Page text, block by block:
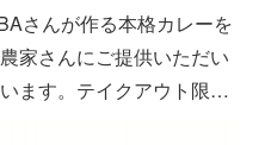
さんが作る本格カレーを
家さんにご提供いただい
ます。テイクアウト限…